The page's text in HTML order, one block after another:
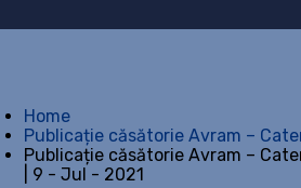
Home
Publicație căsătorie Avram –
Publicație căsătorie Avram –
| 9 - Jul - 2021